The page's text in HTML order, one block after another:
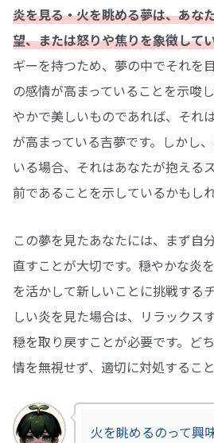
炎を見る・火を眺める夢は、あな
望、または怒りや焦りを象徴して
ギーを持つため、夢の中でそれを
の感情が高まっていることを示唆
やかで美しいものであれば、それ
が高まっている吉夢です。しかし
いる場合、それはあなたが抱える
前であることを示しているかもし
この夢を見たあなたには、まず自
直すことが大切です。穏やかな炎
を活かして新しいことに挑戦する
しい炎を見た場合は、リラックス
穏を取り戻すことが必要です。ど
情を無視せず、適切に対処すること
火を眺めるのって興